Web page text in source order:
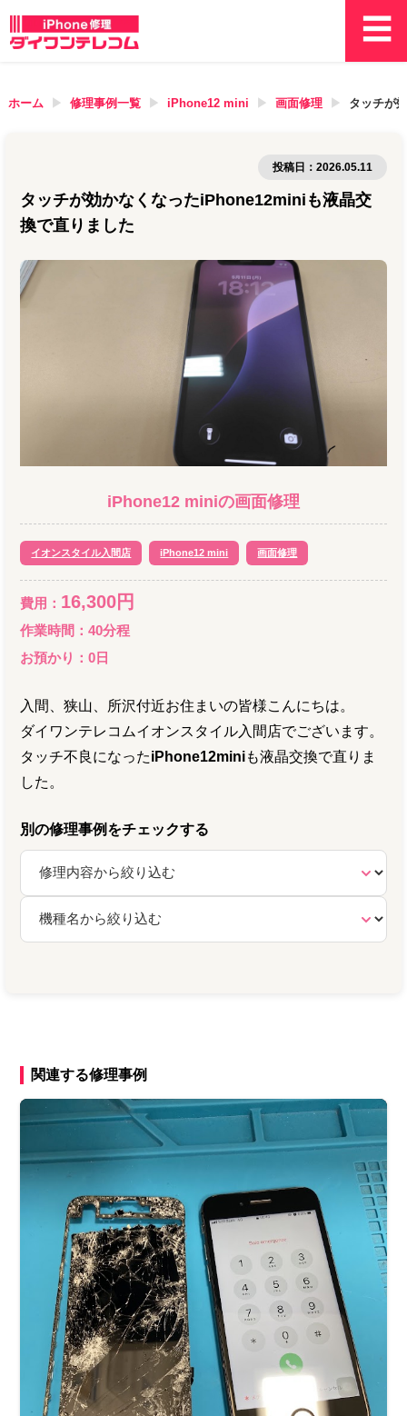
ホーム 修理事例一覧 iPhone12 mini 画面修理 タッチが
タッチが効かなくなったiPhone12miniも液晶交
換で直りました
投稿日： 2026.05.11
iPhone12 miniの画面修理
イオンスタイル入間店 iPhone12 mini 画面修理
費用： 16,300円
作業時間：40分程
お預かり：0 日
入間、狭山、所沢付近お住まいの皆様こんにちは。
ダイワンテレコムイオンスタイル入間店でございます。
タッチ不良になったiPhone12miniも液晶交換で直りま
した。
別の修理事例をチェックする
関連する修理事例